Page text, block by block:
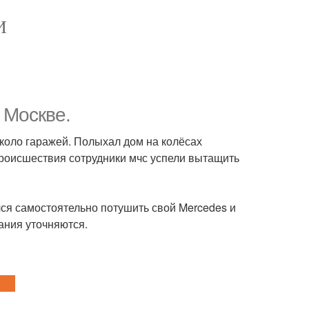
Москве.
гаражей. Полыхал дом на колёсах
сотрудники мчс успели вытащить
самостоятельно потушить свой Mercedes и
уточняются.